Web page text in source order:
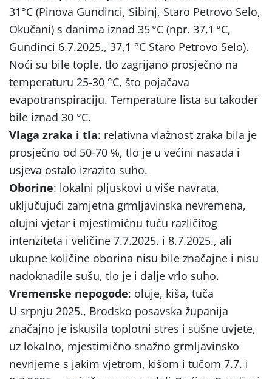
31°C (Pinova Gundinci, Sibinj, Staro Petrovo Selo,
Okučani) s danima iznad 35 °C (npr. 37,1 °C,
Gundinci 6.7.2025., 37,1 °C Staro Petrovo Selo).
Noći su bile tople, tlo zagrijano prosječno na
temperaturu 25-30 °C, što pojačava
evapotranspiraciju. Temperature lista su također
bile iznad 30 °C.
Vlaga zraka i tla: relativna vlažnost zraka bila je
prosječno od 50-70 %, tlo je u većini nasada i
usjeva ostalo izrazito suho.
Oborine: lokalni pljuskovi u više navrata,
uključujući zamjetna grmljavinska nevremena,
olujni vjetar i mjestimičnu tuču različitog
intenziteta i veličine 7.7.2025. i 8.7.2025., ali
ukupne količine oborina nisu bile značajne i nisu
nadoknadile sušu, tlo je i dalje vrlo suho.
Vremenske nepogode: oluje, kiša, tuča
U srpnju 2025., Brodsko posavska županija
značajno je iskusila toplotni stres i sušne uvjete,
uz lokalno, mjestimično snažno grmljavinsko
nevrijeme s jakim vjetrom, kišom i tučom 7.7. i